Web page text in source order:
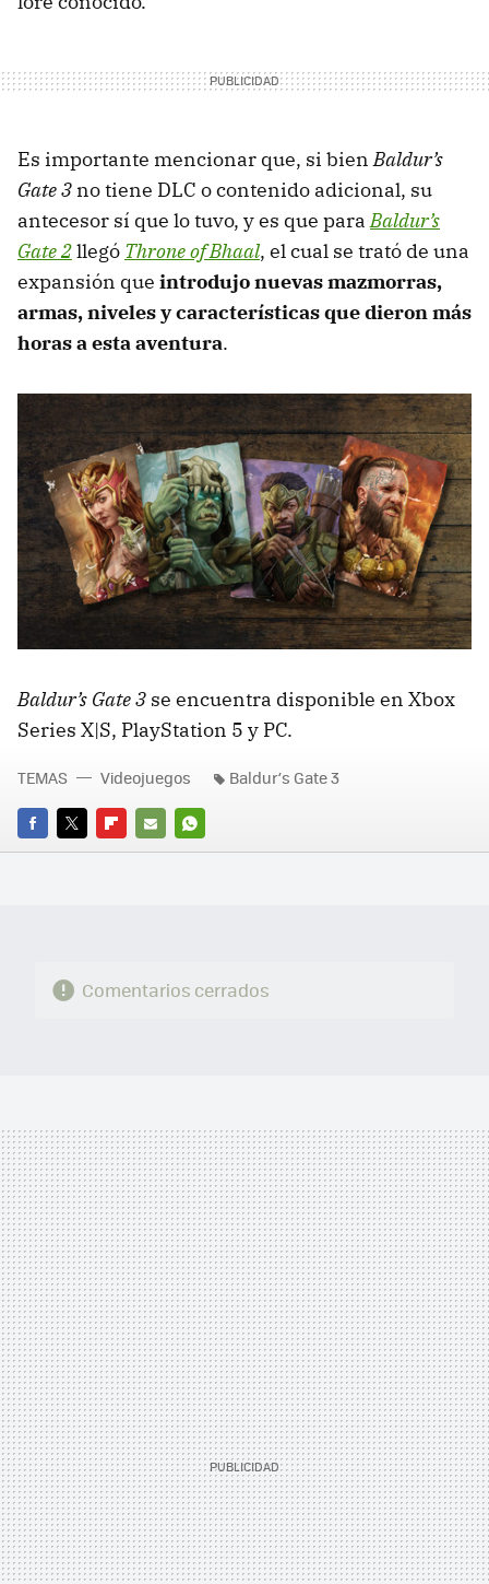
Es importante mencionar que, si bienBaldur’s
Gate 3 no tiene DLC o contenido adicional, su
antecesor sí que lo tuvo, y es que paraBaldur’s
Gate 2llegó Throne of Bhaal, el cual se trató de una
expansión que introdujo nuevas mazmorras,
armas, niveles y características que dieron más
horas a esta aventura.
Baldur’s Gate 3 se encuentra disponible en Xbox
Series X|S, PlayStation 5 y PC.
FACEBOOK
TWITTERFLIPBOARD
E-
WHATSAPP
TEMAS Videojuegos Baldur’s Gate 3
Comentarios cerrados